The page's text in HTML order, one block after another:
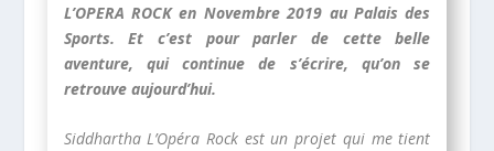
L’OPERA ROCK en Novembre 2019 au Palais des
Sports. Et c’est pour parler de cette belle
aventure, qui continue de s’écrire, qu’on se
retrouve aujourd’hui.
Siddhartha L’Opéra Rock est un projet qui me tient